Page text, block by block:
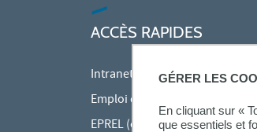
GÉRER LES
En cliquant sur «
que essentiels et
ACCÈS RAPIDES
Intranet des personnels
Emploi du temps en ligne (ADE)
EPREL (cours en ligne)